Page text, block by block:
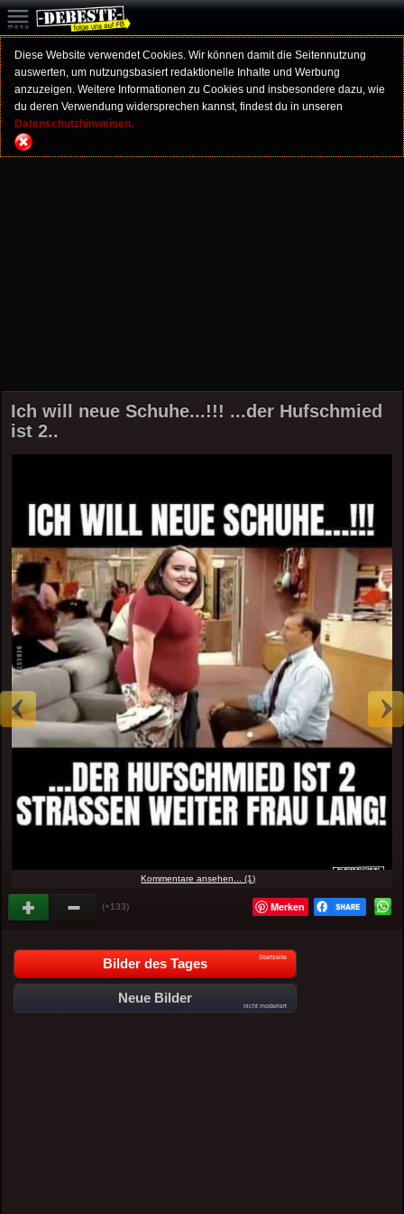
Diese Website verwendet Cookies. Wir können damit die Seitennutzung
auswerten, um nutzungsbasiert redaktionelle Inhalte und Werbung
anzuzeigen. Weitere Informationen zu Cookies und insbesondere dazu, wie
du deren Verwendung widersprechen kannst, findest du in unseren
Datenschutzhinweisen.
Ich will neue Schuhe...!!! ...der Hufschmied
ist 2..
Kommentare ansehen... (1)
(+133) Merken
Bilder des Tages Startseite
Neue Bilder
nicht moderiert